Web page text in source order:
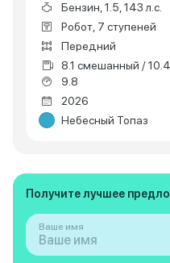
Бензин, 1.5, 143 л.с.
Робот, 7 ступеней
Передний
8.1 смешанный /
9.8
2026
Небесный Топаз
Получите лучшее
Ваше имя